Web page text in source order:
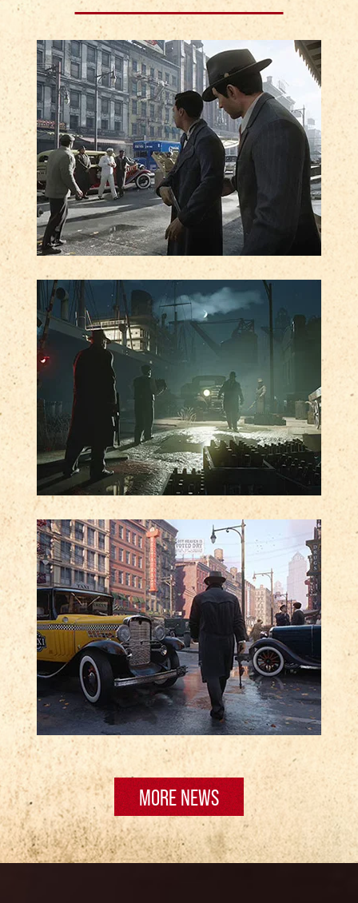
MORE NEWS
BUĎTE SOUČÁSTÍ RODINY
Jste hlavní hvězdou tohoto filmového
příběhu o mafii ve světě
organizovaného zločinu během éry
prohibice.
STARONOVÉ MISTROVSKÉ DÍLO
Mafia: Definitive Edition je věrná,
rozšířená předělávka inspirovaná
ikonickým originálem z roku 2002, nyní
s nádhernou grafikou ve 4K a
rozšířenou hratelností.
VRAŤTE SE DO LOST HEAVEN
Prozkoumejte autentickou vizi Ameriky
z 30. let 20. století v tomto rozsáhlém
městě a jeho zločineckém podsvětí.